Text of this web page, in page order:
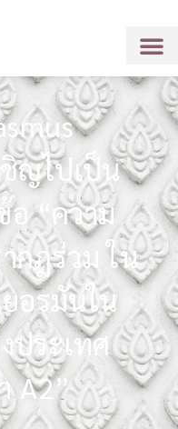
ญไปเป็น
อ “ความ
กฎร่วม ใน
อรมันใน
ประเทศ
A2”